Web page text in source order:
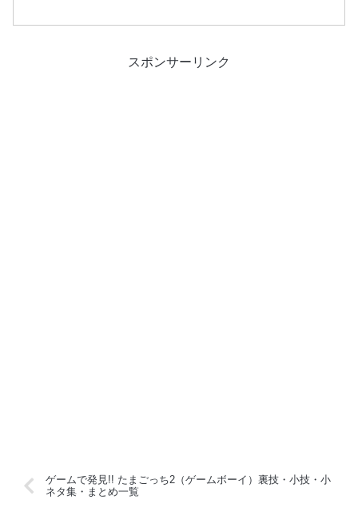
スポンサーリンク
ゲームで発見!! たまごっち2（ゲームボーイ）裏技・小技・小
ネタ集・まとめ一覧